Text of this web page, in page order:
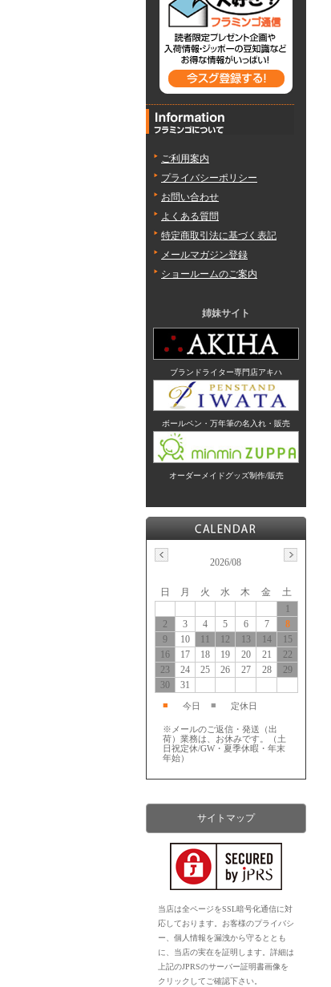
ご利用案内
プライバシーポリシー
お問い合わせ
よくある質問
特定商取引法に基づく表記
メールマガジン登録
ショールームのご案内
姉妹サイト
ブランドライター専門店アキハ
ボールペン・万年筆の名入れ・販売
オーダーメイドグッズ制作/販売
2026/08
日 月 火 水 木 金
土
1
2
3 4 5 6 7
8
9
10 11 12 13 14
15
16
17 18 19 20 21
22
23
24 25 26 27 28
29
30
31
■ 今日 ■ 定休日
※メールのご返信・発送（出
荷）業務は、お休みです。（土
日祝定休/GW・夏季休暇・年末
年始）
サイトマップ
当店は全ページをSSL暗号化通信に対
応しております。お客様のプライバシ
ー、個人情報を漏洩から守るととも
に、当店の実在を証明します。詳細は
上記のJPRSのサーバー証明書画像を
クリックしてご確認下さい。